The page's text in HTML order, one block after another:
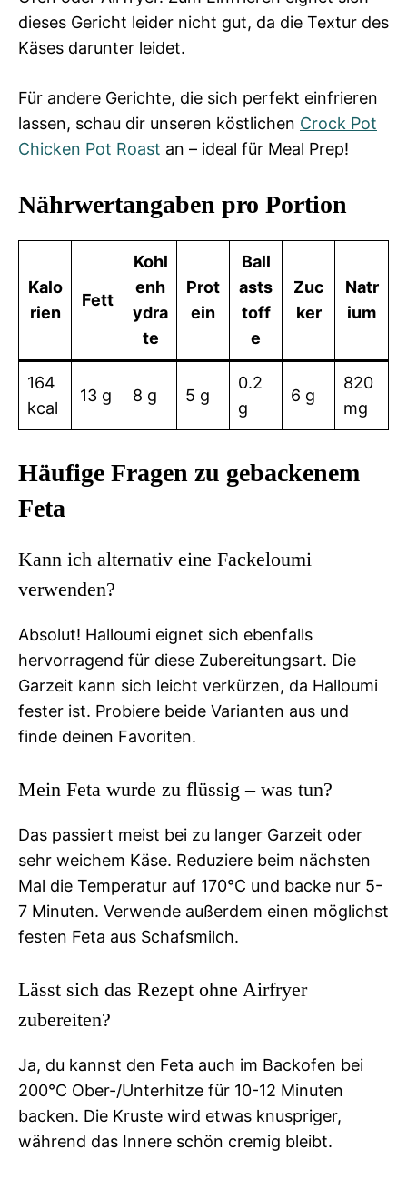
dieses Gericht leider nicht gut, da die Textur des
Käses darunter leidet.
Für andere Gerichte, die sich perfekt einfrieren
lassen, schau dir unseren köstlichen Crock Pot
Chicken Pot Roast an – ideal für Meal Prep!
Nährwertangaben pro Portion
Kalo
rien
Fett
Kohl
enh
ydra
te
Prot
ein
Ball
asts
toff
e
Zuc
ker
Natr
ium
164
kcal
13 g 8 g 5 g
0.2
g
6 g
820
mg
Häufige Fragen zu gebackenem
Feta
Kann ich alternativ eine Fackeloumi
verwenden?
Absolut! Halloumi eignet sich ebenfalls
hervorragend für diese Zubereitungsart. Die
Garzeit kann sich leicht verkürzen, da Halloumi
fester ist. Probiere beide Varianten aus und
finde deinen Favoriten.
Mein Feta wurde zu flüssig – was tun?
Das passiert meist bei zu langer Garzeit oder
sehr weichem Käse. Reduziere beim nächsten
Mal die Temperatur auf 170°C und backe nur 5-
7 Minuten. Verwende außerdem einen möglichst
festen Feta aus Schafsmilch.
Lässt sich das Rezept ohne Airfryer
zubereiten?
Ja, du kannst den Feta auch im Backofen bei
200°C Ober-/Unterhitze für 10-12 Minuten
backen. Die Kruste wird etwas knuspriger,
während das Innere schön cremig bleibt.